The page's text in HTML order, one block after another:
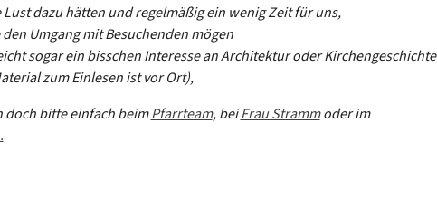
Lust dazu hätten und regelmäßig ein wenig Zeit für uns,
Umgang mit Besuchenden mögen
sogar ein bisschen Interesse an Architektur oder Kirchengeschichte
zum Einlesen ist vor Ort),
doch bitte einfach beimPfarrteam, beiFrau Strammoder im